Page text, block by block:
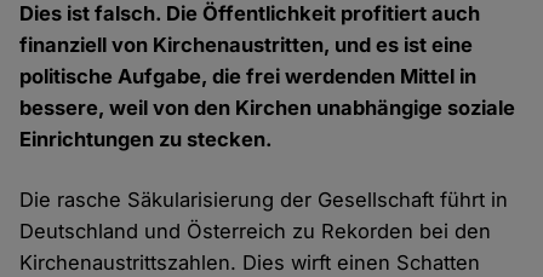
Dies ist falsch. Die Öffentlichkeit profitiert auch
finanziell von Kirchenaustritten, und es ist eine
politische Aufgabe, die frei werdenden Mittel in
bessere, weil von den Kirchen unabhängige soziale
Einrichtungen zu stecken.
Die rasche Säkularisierung der Gesellschaft führt in
Deutschland und Österreich zu Rekorden bei den
Kirchenaustrittszahlen. Dies wirft einen Schatten